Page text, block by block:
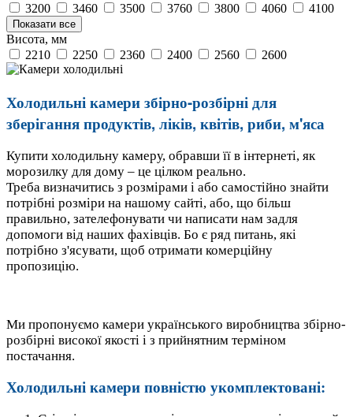
3200
3460 3500 3760 3800 4060 4100
Показати все
Висота, мм
2210
2250 2360 2400 2560 2600
Холодильні камери збірно-розбірні для
зберігання продуктів, ліків, квітів, риби, м'яса
Купити холодильну камеру, обравши її в інтернеті, як
морозилку для дому – це цілком реально.
Треба визначитись з розмірами і або самостійно знайти
потрібні розміри на нашому сайті, або, що більш
правильно, зателефонувати чи написати нам задля
допомоги від наших фахівців. Бо є ряд питань, які
потрібно з'ясувати, щоб отримати комерційну
пропозицію.
Ми пропонуємо камери українського виробництва збірно-
розбірні високої якості і з прийнятним терміном
постачання.
Холодильні камери повністю укомплектовані: